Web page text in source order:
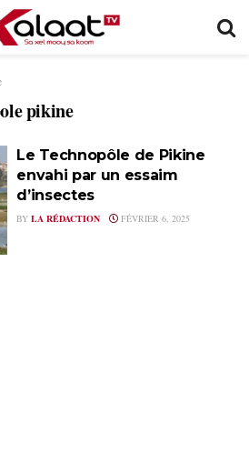
pikine
Le Technopôle de Pikine
envahi par un essaim
d’insectes
BY LA RÉDACTION FÉVRIER 6, 2025